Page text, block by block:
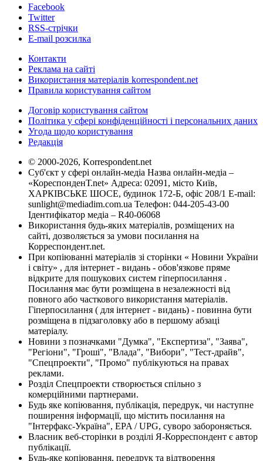
Facebook
Twitter
RSS-стрічки
E-mail розсилка
Контакти
Реклама на сайті
Використання матеріалів korrespondent.net
Правила користування сайтом
Договір користування сайтом
Політика у сфері конфіденційності і персональних даних
Угода щодо користування
Редакція
© 2000-2026, Korrespondent.net
Суб'єкт у сфері онлайн-медіа Назва онлайн-медіа –
«КореспонденТ.net» Адреса: 02091, місто Київ,
ХАРКІВСЬКЕ ШОСЕ, будинок 172-Б, офіс 208/1 E-mail:
sunlight@mediadim.com.ua Телефон: 044-205-43-00
Ідентифікатор медіа – R40-06068
Використання будь-яких матеріалів, розміщених на
сайті, дозволяється за умови посилання на
Корреспондент.net.
При копіюванні матеріалів зі сторінки « Новини України
і світу» , для інтернет - видань - обов'язкове пряме
відкрите для пошукових систем гіперпосилання .
Посилання має бути розміщена в незалежності від
повного або часткового використання матеріалів.
Гіперпосилання ( для інтернет - видань) - повинна бути
розміщена в підзаголовку або в першому абзаці
матеріалу.
Новини з позначками "Думка", "Експертиза", "Заява",
"Регіони", "Гроші", "Влада", "Вибори", "Тест-драйв",
"Спецпроекти", "Промо" публікуються на правах
реклами.
Розділ Спецпроекти створюється спільно з
комерційними партнерами.
Будь яке копіювання, публікація, передрук, чи наступне
поширення інформації, що містить посилання на
"Інтерфакс-Україна", EPA / UPG, суворо забороняється.
Власник веб-сторінки в розділі Я-Корреспондент є автор
публікації.
Будь-яке копіювання, передрук та відтворення